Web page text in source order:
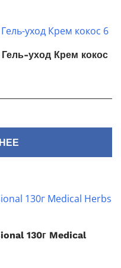
уход Крем кокос
130г Medical